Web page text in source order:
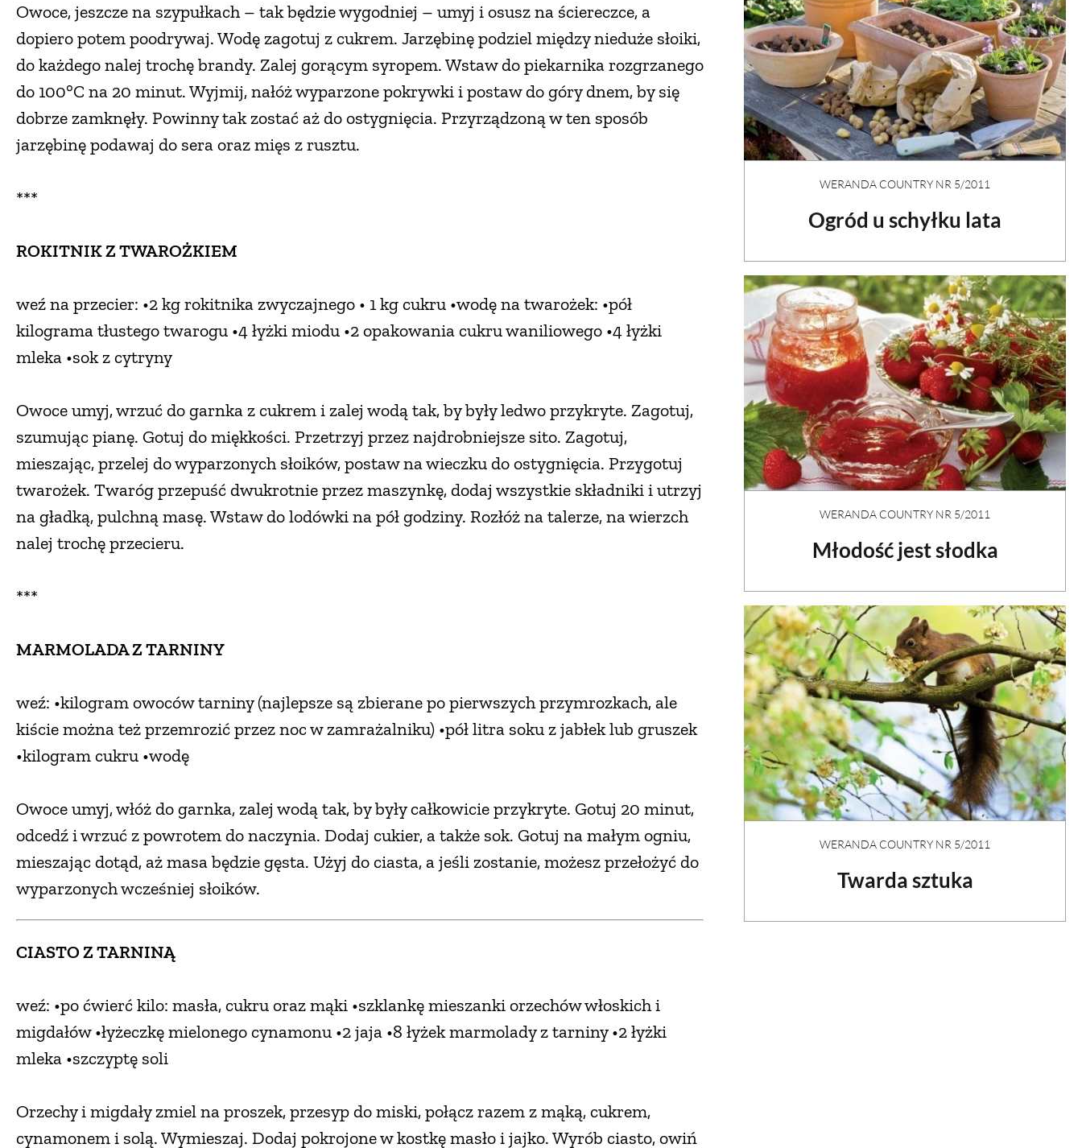
Owoce, jeszcze na szypułkach – tak będzie wygodniej – umyj i osusz na ściereczce, a
dopiero potem poodrywaj. Wodę zagotuj z cukrem. Jarzębinę podziel między nieduże słoiki,
do każdego nalej trochę brandy. Zalej gorącym syropem. Wstaw do piekarnika rozgrzanego
do 100°C na 20 minut. Wyjmij, nałóż wyparzone pokrywki i postaw do góry dnem, by się
dobrze zamknęły. Powinny tak zostać aż do ostygnięcia. Przyrządzoną w ten sposób
jarzębinę podawaj do sera oraz mięs z rusztu.
***
ROKITNIK Z TWAROŻKIEM
weź na przecier: •2 kg rokitnika zwyczajnego • 1 kg cukru •wodę na twarożek: •pół
kilograma tłustego twarogu •4 łyżki miodu •2 opakowania cukru waniliowego •4 łyżki
mleka •sok z cytryny
Owoce umyj, wrzuć do garnka z cukrem i zalej wodą tak, by były ledwo przykryte. Zagotuj,
szumując pianę. Gotuj do miękkości. Przetrzyj przez najdrobniejsze sito. Zagotuj,
mieszając, przelej do wyparzonych słoików, postaw na wieczku do ostygnięcia. Przygotuj
twarożek. Twaróg przepuść dwukrotnie przez maszynkę, dodaj wszystkie składniki i utrzyj
na gładką, pulchną masę. Wstaw do lodówki na pół godziny. Rozłóż na talerze, na wierzch
nalej trochę przecieru.
***
MARMOLADA Z TARNINY
weź: •kilogram owoców tarniny (najlepsze są zbierane po pierwszych przymrozkach, ale
kiście można też przemrozić przez noc w zamrażalniku) •pół litra soku z jabłek lub gruszek
•kilogram cukru •wodę
Owoce umyj, włóż do garnka, zalej wodą tak, by były całkowicie przykryte. Gotuj 20 minut,
odcedź i wrzuć z powrotem do naczynia. Dodaj cukier, a także sok. Gotuj na małym ogniu,
mieszając dotąd, aż masa będzie gęsta. Użyj do ciasta, a jeśli zostanie, możesz przełożyć do
wyparzonych wcześniej słoików.
CIASTO Z TARNINĄ
weź: •po ćwierć kilo: masła, cukru oraz mąki •szklankę mieszanki orzechów włoskich i
migdałów •łyżeczkę mielonego cynamonu •2 jaja •8 łyżek marmolady z tarniny •2 łyżki
mleka •szczyptę soli
Orzechy i migdały zmiel na proszek, przesyp do miski, połącz razem z mąką, cukrem,
cynamonem i solą. Wymieszaj. Dodaj pokrojone w kostkę masło i jajko. Wyrób ciasto, owiń
WERANDA COUNTRY NR 5/2011
Ogród u schyłku lata
WERANDA COUNTRY NR 5/2011
Młodość jest słodka
WERANDA COUNTRY NR 5/2011
Twarda sztuka